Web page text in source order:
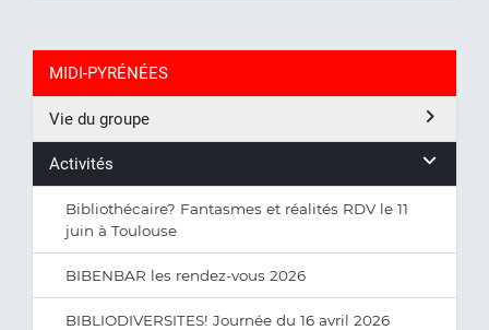
MIDI-PYRÉNÉES
Vie du groupe
Activités
Bibliothécaire? Fantasmes et réalités RDV le 11
juin à Toulouse
BIBENBAR les rendez-vous 2026
BIBLIODIVERSITES! Journée du 16 avril 2026